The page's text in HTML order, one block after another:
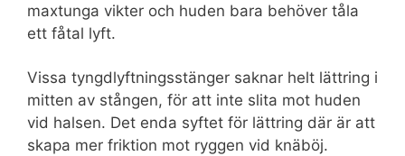
maxtunga vikter och huden bara behöver tåla
ett fåtal lyft.
Vissa tyngdlyftningsstänger saknar helt lättring i
mitten av stången, för att inte slita mot huden
vid halsen. Det enda syftet för lättring där är att
skapa mer friktion mot ryggen vid knäböj.